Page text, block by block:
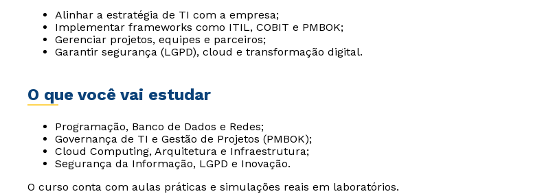
Alinhar a estratégia de TI com a empresa;
Implementar frameworks como ITIL, COBIT e PMBOK;
Gerenciar projetos, equipes e parceiros;
Garantir segurança (LGPD), cloud e transformação digital.
O que você vai estudar
Programação, Banco de Dados e Redes;
Governança de TI e Gestão de Projetos (PMBOK);
Cloud Computing, Arquitetura e Infraestrutura;
Segurança da Informação, LGPD e Inovação.
O curso conta com aulas práticas e simulações reais em laboratórios.